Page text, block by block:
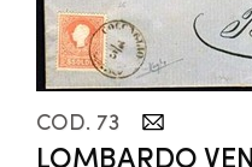
COD. 73
LOMBARDO